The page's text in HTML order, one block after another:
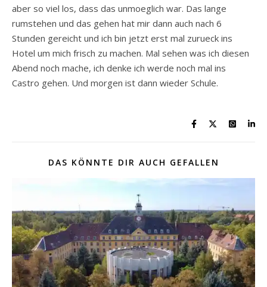
aber so viel los, dass das unmoeglich war. Das lange
rumstehen und das gehen hat mir dann auch nach 6
Stunden gereicht und ich bin jetzt erst mal zurueck ins
Hotel um mich frisch zu machen. Mal sehen was ich diesen
Abend noch mache, ich denke ich werde noch mal ins
Castro gehen. Und morgen ist dann wieder Schule.
DAS KÖNNTE DIR AUCH GEFALLEN